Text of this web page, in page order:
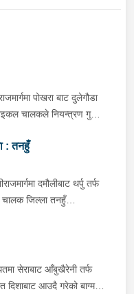
पोखरा बाट दुलेगौडा
चालकले नियन्त्रण गुमाइ
मन बहादुर पुन घाइते भइ
प्राम्भिक उपचार
रिफर भएको ।
: तनहुँ
दमौलीबाट थर्पु तर्फ
जिल्ला तनहुँ
लेनमा बसीरहेको
लागि चेकजाँच गर्ने
डिक्की भित्रबाट गरी
११ एम्पुल, नुर्फिन ११
सेराबाट आँबुखैरेनी तर्फ
आउदै गरेको बाग्मती